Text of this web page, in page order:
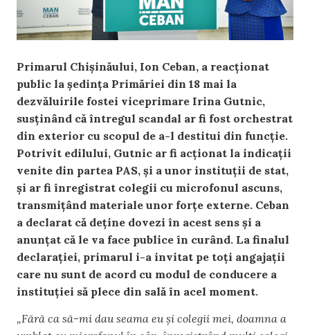
Primarul Chișinăului, Ion Ceban, a reacționat
public la ședința Primăriei din 18 mai la
dezvăluirile fostei viceprimare Irina Gutnic,
susținând că întregul scandal ar fi fost orchestrat
din exterior cu scopul de a-l destitui din funcție.
Potrivit edilului, Gutnic ar fi acționat la indicații
venite din partea PAS, și a unor instituții de stat,
și ar fi înregistrat colegii cu microfonul ascuns,
transmițând materiale unor forțe externe. Ceban
a declarat că deține dovezi în acest sens și a
anunțat că le va face publice în curând. La finalul
declarației, primarul i-a invitat pe toți angajații
care nu sunt de acord cu modul de conducere a
instituției să plece din sală în acel moment.
„Fără ca să-mi dau seama eu și colegii mei, doamna a